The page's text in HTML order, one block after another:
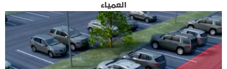
العمياء